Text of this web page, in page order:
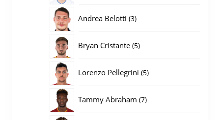
Andrea Belotti 33
Bryan Cristante 55
Lorenzo Pellegrini 55
Tammy Abraham 77